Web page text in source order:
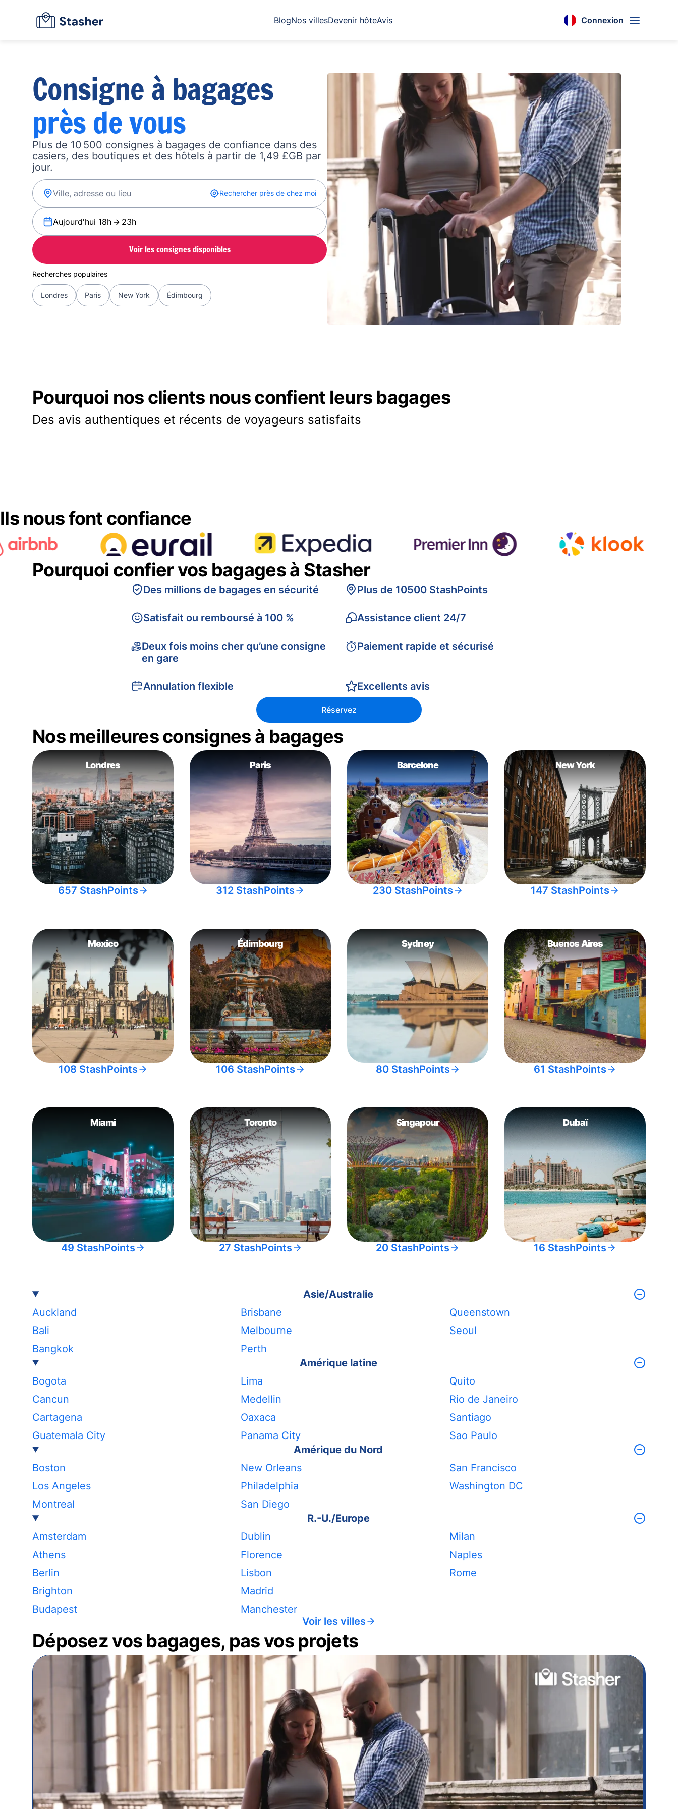
BlogNos villesDevenir hôteAvis Connexion
Consigne à bagages
près de vous
Plus de 10 500 consignes à bagages de confiance dans des
casiers, des boutiques et des hôtels à partir de 1,49 £GB par
jour.
Rechercher près de chez moi
Aujourd'hui 18h 23h
Voir les consignes disponibles
Recherches populaires
Londres Paris New York Édimbourg
Pourquoi nos clients nous confient leurs bagages
Des avis authentiques et récents de voyageurs satisfaits
Ils nous font confiance
Pourquoi confier vos bagages à Stasher
Des millions de bagages en sécurité
Satisfait ou remboursé à 100 %
Deux fois moins cher qu’une consigne
en gare
Annulation flexible
Plus de 10500 StashPoints
Assistance client 24/7
Paiement rapide et sécurisé
Excellents avis
Réservez
Nos meilleures consignes à bagages
Londres
657 StashPoints
Paris
312 StashPoints
Barcelone
230 StashPoints
New York
147 StashPoints
Mexico
108 StashPoints
Édimbourg
106 StashPoints
Sydney
80 StashPoints
Buenos Aires
61 StashPoints
Miami
49 StashPoints
Toronto
27 StashPoints
Singapour
20 StashPoints
Dubaï
16 StashPoints
Asie/Australie
Auckland
Bali
Bangkok
Brisbane
Melbourne
Perth
Queenstown
Seoul
Amérique latine
Bogota
Cancun
Cartagena
Guatemala City
Lima
Medellin
Oaxaca
Panama City
Quito
Rio de Janeiro
Santiago
Sao Paulo
Amérique du Nord
Boston
Los Angeles
Montreal
New Orleans
Philadelphia
San Diego
San Francisco
Washington DC
R.-U./Europe
Amsterdam
Athens
Berlin
Brighton
Budapest
Dublin
Florence
Lisbon
Madrid
Manchester
Milan
Naples
Rome
Voir les villes
Déposez vos bagages, pas vos projets